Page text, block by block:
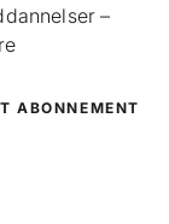
–
ABONNEMENT